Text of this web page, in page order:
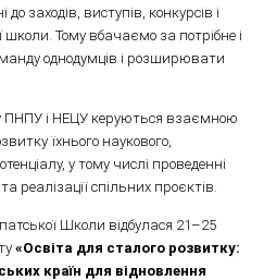
заходів, виступів, конкурсів і
Тому вбачаємо за потрібне і
однодумців і розширювати
ПНПУ і НЕЦУ керуються взаємною
їхнього наукового,
у тому числі проведенні
реалізації спільних проєктів.
Школи відбулася 21–25
«Освіта для сталого розвитку:
країн для відновлення